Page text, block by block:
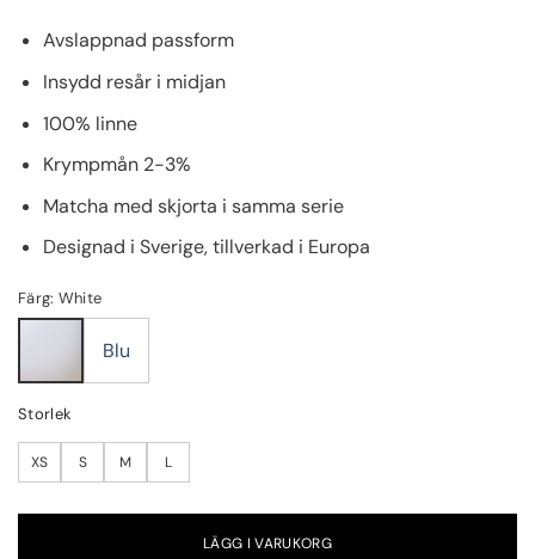
Avslappnad passform
Insydd resår i midjan
100% linne
Krympmån 2-3%
Matcha med skjorta i samma serie
Designad i Sverige, tillverkad i Europa
Färg: White
Blu
Storlek
XS S M L
LÄGG I VARUKORG